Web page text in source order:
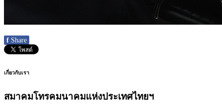
f Share
เกี่ยวกับเรา
สมาคมโทรคมนาคมแห่งประเทศไทยฯ